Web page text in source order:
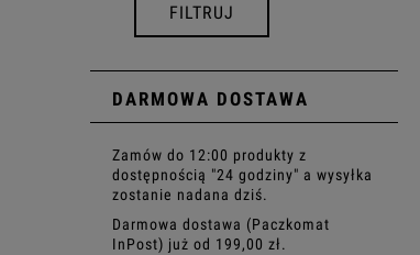
FILTRUJ
DARMOWA DOSTAWA
Zamów do 12:00 produkty z
dostępnością "24 godziny" a wysyłka
zostanie nadana dziś.
Darmowa dostawa (Paczkomat
InPost) już od 199,00 zł.